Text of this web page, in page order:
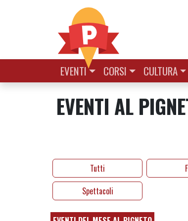
EVENTI CORSI CULTURA
EVENTI AL
Tutti
Spettacoli